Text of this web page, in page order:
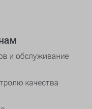
и обслуживание
качества